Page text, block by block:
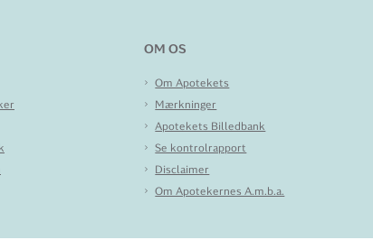
OM OS
Om Apotekets
Mærkninger
Apotekets Billedbank
Se kontrolrapport
Disclaimer
Om Apotekernes A.m.b.a.